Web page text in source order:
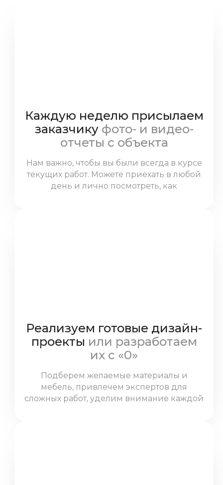
Каждую неделю присылаем
заказчикуфото- и видео-
отчеты с объекта
Нам важно, чтобы вы были всегда в курсе
текущих работ. Можете приехать в любой
день и лично посмотреть, как
Реализуем готовые дизайн-
проекты или разработаем
их с «0»
Подберем желаемые материалы и
мебель, привлечем экспертов для
сложных работ, уделим внимание каждой